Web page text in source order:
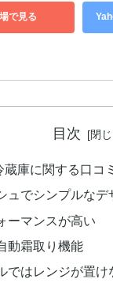
で見る
目次
蔵庫に関する口コ
ュでシンプルなデ
ーマンスが高い
動霜取り機能
ではレンジが置け